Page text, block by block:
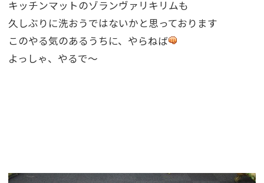
キッチンマットのゾランヴァリキリムも
久しぶりに洗おうではないかと思っております
このやる気のあるうちに、やらねば
よっしゃ、やるで〜